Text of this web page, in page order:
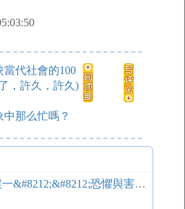
代社會的100
，許久，許久)
那么忙嗎？
男人接近女人之錯誤一&#8212;&#8212;恐懼與害羞心態